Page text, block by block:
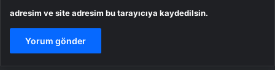
adresim ve site adresim bu tarayıcıya kaydedilsin.